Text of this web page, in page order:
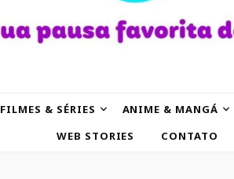
FILMES & SÉRIES ANIME & MANGÁ
WEB STORIES
CONTATO